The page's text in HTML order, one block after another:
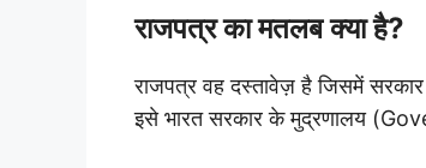
राजपत्र का मतलब क्या है?
राजपत्र वह दस्तावेज़ है जिसमें
इसे भारत सरकार के मुद्रणालय